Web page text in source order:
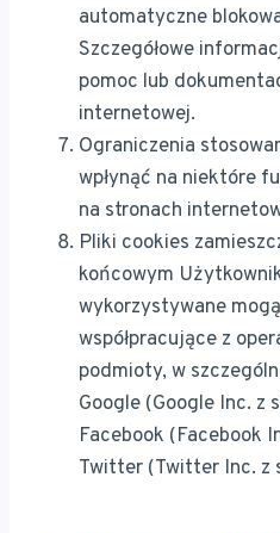
automatyczne
Szczegółowe
pomoc lub
internetowej.
Ograniczenia
wpłynąć na niektóre
na stronach
Pliki cookies
końcowym
wykorzystywane
współpracujące z
podmioty, w
Google (Google Inc. z
Facebook (Facebook
Twitter (Twitter Inc. z